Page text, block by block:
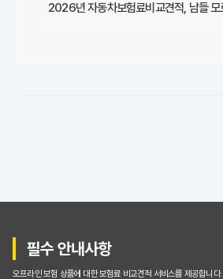
필수 안내사항
오프라인 보험 상품에 대한 보험료 비교견적 서비스를 제공합니다.